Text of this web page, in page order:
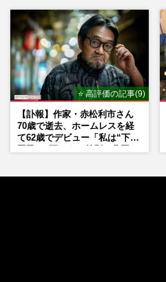
⭐ 高評価の記事(9)
【訃報】作家・赤松利市さん
70歳で逝去、ホームレスを経
て62歳でデビュー「私は“下級